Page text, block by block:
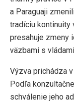
a Paraguaji
tradíciu kontinuity
presahuje zmeny
väzbami s
Výzva prichádza
Podľa
schválenie jeho